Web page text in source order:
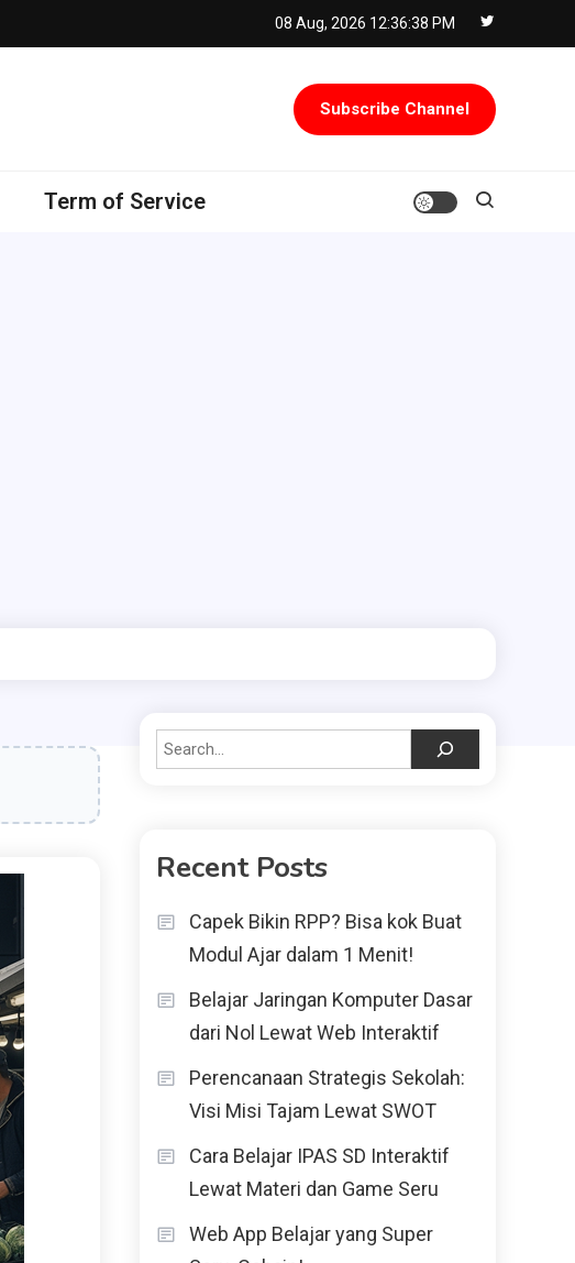
08 Aug, 2026 12:36:39 PM
Subscribe Channel
Term of Service
Search
Recent Posts
Capek Bikin RPP? Bisa kok Buat
Modul Ajar dalam 1 Menit!
Belajar Jaringan Komputer Dasar
dari Nol Lewat Web Interaktif
Perencanaan Strategis Sekolah:
Visi Misi Tajam Lewat SWOT
Cara Belajar IPAS SD Interaktif
Lewat Materi dan Game Seru
Web App Belajar yang Super